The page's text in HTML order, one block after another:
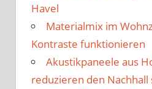
Havel
Materialmix im
Kontraste funktionieren
Akustikpaneele aus
reduzieren den Nachhall